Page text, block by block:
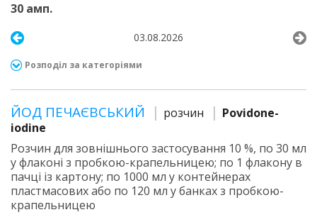
30 амп.
03.08.2026
Розподіл за категоріями
ЙОД ПЕЧАЄВСЬКИЙ розчин
Povidone-
iodine
Розчин для зовнішнього застосування 10 %, по 30 мл
у флаконі з пробкою-крапельницею; по 1 флакону в
пачці із картону; по 1000 мл у контейнерах
пластмасових або по 120 мл у банках з пробкою-
крапельницею